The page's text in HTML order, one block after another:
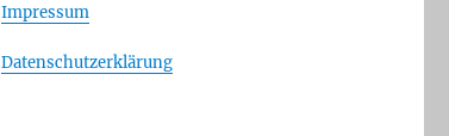
Impressum
Datenschutzerklärung